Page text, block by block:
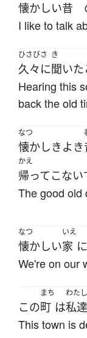
懐かしい昔
I like to talk
ひさびさ
久々に
き
聞いた
Hearing this
back the old
なつ
懐かしきよき
かえ
帰ってこない
The good old
なつ
懐かしい
いえ
家 に
We're on our
この
まち
町 は
わたし
私達
This town is